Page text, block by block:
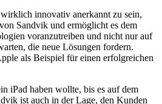
innovativ anerkannt zu sein,
Sandvik und ermöglicht es dem
voranzutreiben und nicht nur auf
die neue Lösungen fordern.
als Beispiel für einen erfolgreichen
iPad haben wollte, bis es auf dem
ist auch in der Lage, den Kunden